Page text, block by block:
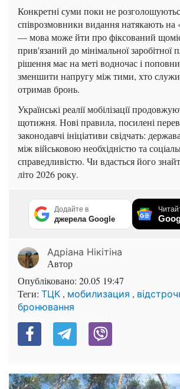
Конкретні суми поки не
співрозмовники видання натякають на
— мова може йти про фіксований
прив'язаний до мінімальної заробітної
рішення має на меті водночас і
зменшити напругу між тими, хто
отримав бронь.
Українські реалії мобілізації
щотижня. Нові правила, посилені
законодавчі ініціативи свідчать:
між військовою необхідністю та
справедливістю. Чи вдасться його
літо 2026 року.
Додайте в
джерела Google
Адріана Нікітіна
Автор
Опубліковано: 20.05 19:47
Теги: ТЦК , мобилизация ,
бронювання